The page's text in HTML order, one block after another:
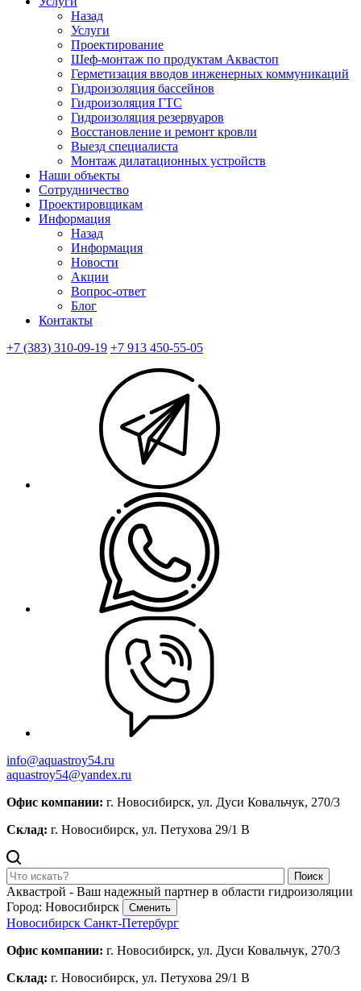
Назад
Услуги
Проектирование
Шеф-монтаж по продуктам Аквастоп
Герметизация вводов инженерных коммуникаций
Гидроизоляция бассейнов
Гидроизоляция ГТС
Гидроизоляция резервуаров
Восстановление и ремонт кровли
Выезд специалиста
Монтаж дилатационных устройств
Наши объекты
Сотрудничество
Проектировщикам
Информация
Назад
Информация
Новости
Акции
Вопрос-ответ
Блог
Контакты
+7 (383) 310-09-19 +7 913 450-55-05
info@aquastroy54.ru
aquastroy54@yandex.ru
Офис компании: г. Новосибирск, ул. Дуси Ковальчук, 270/3
Склад: г. Новосибирск, ул. Петухова 29/1 В
Поиск
Аквастрой - Ваш надежный партнер в области гидроизоляции
Город: Новосибирск
Сменить
Новосибирск Санкт-Петербург
Офис компании: г. Новосибирск, ул. Дуси Ковальчук, 270/3
Склад: г. Новосибирск, ул. Петухова 29/1 В